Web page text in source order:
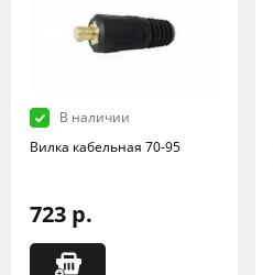
В наличии
Вилка кабельная 70-95
723 р.